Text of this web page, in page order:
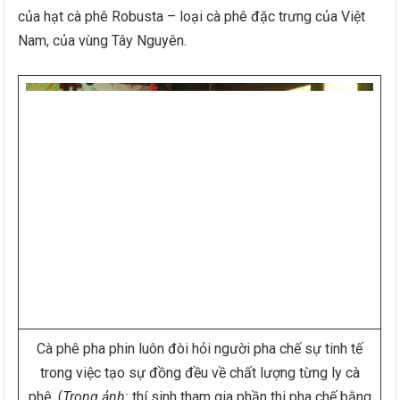
của hạt cà phê Robusta – loại cà phê đặc trưng của Việt
Nam, của vùng Tây Nguyên.
Cà phê pha phin luôn đòi hỏi người pha chế sự tinh tế
trong việc tạo sự đồng đều về chất lượng từng ly cà